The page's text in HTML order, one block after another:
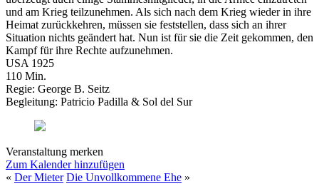
und am Krieg teilzunehmen. Als sich nach dem Krieg wieder in ihre
Heimat zurückkehren, müssen sie feststellen, dass sich an ihrer
Situation nichts geändert hat. Nun ist für sie die Zeit gekommen, den
Kampf für ihre Rechte aufzunehmen.
USA 1925
110 Min.
Regie: George B. Seitz
Begleitung: Patricio Padilla & Sol del Sur
Veranstaltung merken
Zum Kalender hinzufügen
« Der Mieter Die Unvollkommene Ehe »